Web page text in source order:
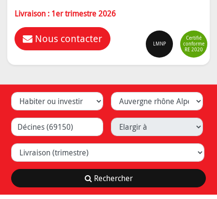
Livraison : 1er trimestre 2026
Nous contacter LMNP
Certifié
conforme
RE 2020
Habiter ou investir Département
Ville (Lyon, Caluire, ...) Elargir à
Livraison (trimestre)
Rechercher